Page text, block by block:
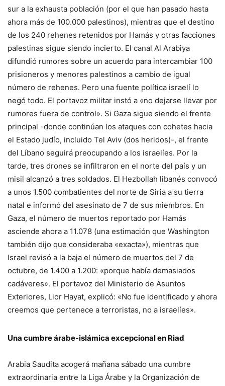
sur a la exhausta población (por el que han pasado hasta
ahora más de 100.000 palestinos), mientras que el destino
de los 240 rehenes retenidos por Hamás y otras facciones
palestinas sigue siendo incierto. El canal Al Arabiya
difundió rumores sobre un acuerdo para intercambiar 100
prisioneros y menores palestinos a cambio de igual
número de rehenes. Pero una fuente política israelí lo
negó todo. El portavoz militar instó a «no dejarse llevar por
rumores fuera de control». Si Gaza sigue siendo el frente
principal -donde continúan los ataques con cohetes hacia
el Estado judío, incluido Tel Aviv (dos heridos)-, el frente
del Líbano seguirá preocupando a los israelíes. Por la
tarde, tres drones se infiltraron en el norte del país y un
misil alcanzó a tres soldados. El Hezbollah libanés convocó
a unos 1.500 combatientes del norte de Siria a su tierra
natal e informó del asesinato de 7 de sus miembros. En
Gaza, el número de muertos reportado por Hamás
asciende ahora a 11.078 (una estimación que Washington
también dijo que consideraba «exacta»), mientras que
Israel revisó a la baja el número de muertos del 7 de
octubre, de 1.400 a 1.200: «porque había demasiados
cadáveres». El portavoz del Ministerio de Asuntos
Exteriores, Lior Hayat, explicó: «No fue identificado y ahora
creemos que pertenece a terroristas, no a israelíes».
Una cumbre árabe-islámica excepcional en Riad
Arabia Saudita acogerá mañana sábado una cumbre
extraordinaria entre la Liga Árabe y la Organización de